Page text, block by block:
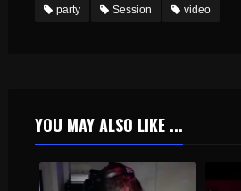
party Session video
YOU MAY ALSO LIKE ...